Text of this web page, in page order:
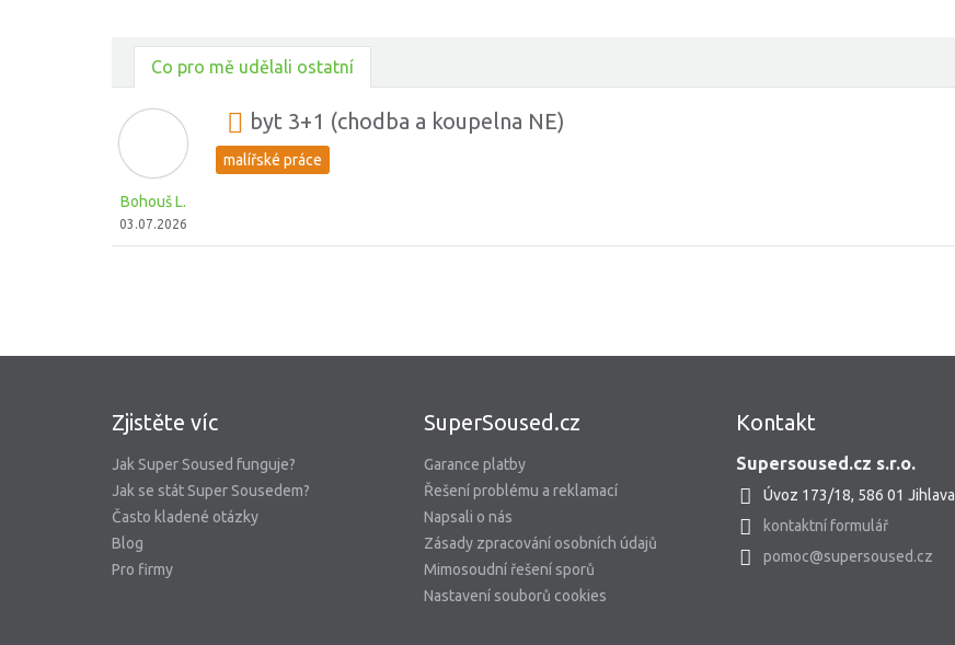
Co pro mě udělali ostatní
Bohouš L.
03.07.2026
byt 3+1 (chodba a koupelna NE)
malířské práce
Zjistěte víc
Jak Super Soused funguje?
Jak se stát Super Sousedem?
Často kladené otázky
Blog
Pro firmy
SuperSoused.cz
Garance platby
Řešení problému a reklamací
Napsali o nás
Zásady zpracování osobních údajů
Mimosoudní řešení sporů
Nastavení souborů cookies
Kontakt
Supersoused.cz s.r.o.
Úvoz 173/18, 586 01 Jihlava
kontaktní formulář
pomoc@supersoused.cz